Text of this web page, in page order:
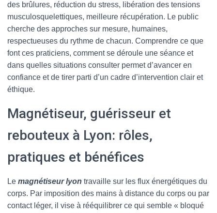
des brûlures, réduction du stress, libération des tensions
musculosquelettiques, meilleure récupération. Le public
cherche des approches sur mesure, humaines,
respectueuses du rythme de chacun. Comprendre ce que
font ces praticiens, comment se déroule une séance et
dans quelles situations consulter permet d’avancer en
confiance et de tirer parti d’un cadre d’intervention clair et
éthique.
Magnétiseur, guérisseur et
rebouteux à Lyon: rôles,
pratiques et bénéfices
Le magnétiseur lyon travaille sur les flux énergétiques du
corps. Par imposition des mains à distance du corps ou par
contact léger, il vise à rééquilibrer ce qui semble « bloqué